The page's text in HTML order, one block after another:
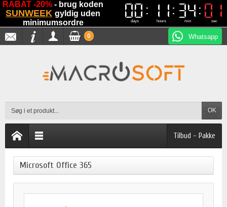
RABAT -20% - brug koden
SUNWEEK gyldig uden
minimumsordre
00
00
days
11
11
hours
34
34
min
01
01
sec
Whatsapp
OK
0
Tilbud - Pakke
Microsoft Office 365